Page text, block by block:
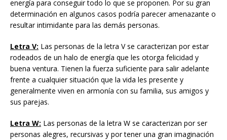
energía para conseguir todo lo que se proponen. Por su gran
determinación en algunos casos podría parecer amenazante o
resultar intimidante para las demás personas.
Letra V: Las personas de la letra V se caracterizan por estar
rodeados de un halo de energía que les otorga felicidad y
buena ventura. Tienen la fuerza suficiente para salir adelante
frente a cualquier situación que la vida les presente y
generalmente viven en armonía con su familia, sus amigos y
sus parejas.
Letra W: Las personas de la letra W se caracterizan por ser
personas alegres, recursivas y por tener una gran imaginación